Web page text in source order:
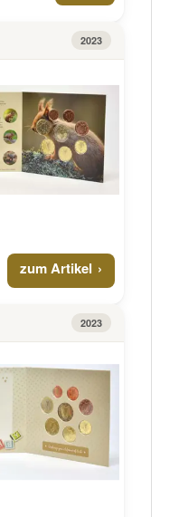
2023
zum Artikel
2023